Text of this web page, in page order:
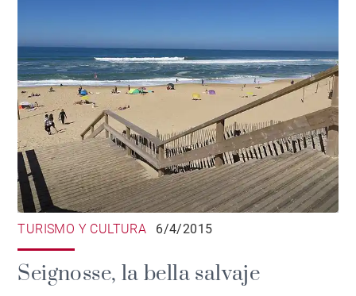
TURISMO Y CULTURA 6/4/2015
Seignosse, la bella salvaje